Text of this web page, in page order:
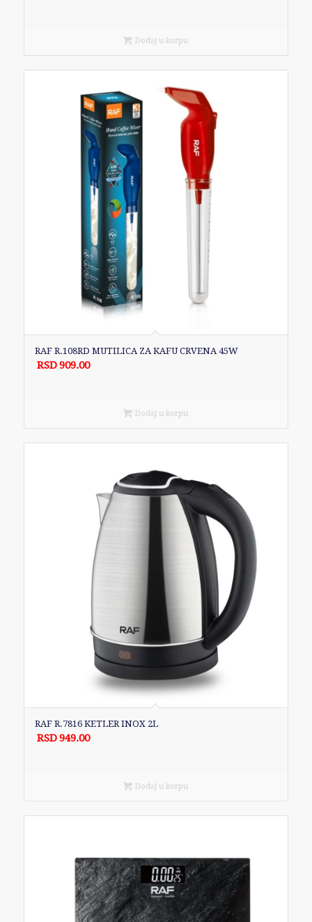
Dodaj u korpu
RAF R.108RD MUTILICA ZA KAFU CRVENA 45W
RSD909.00
Dodaj u korpu
RAF R.7816 KETLER INOX 2L
RSD949.00
Dodaj u korpu